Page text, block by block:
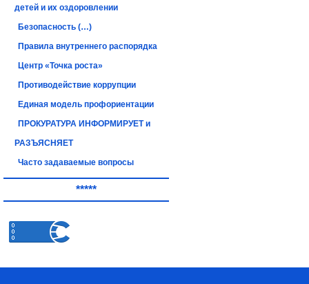
детей и их оздоровлении
Безопасность (…)
Правила внутреннего распорядка
Центр «Точка роста»
Противодействие коррупции
Единая модель профориентации
ПРОКУРАТУРА ИНФОРМИРУЕТ и
РАЗЪЯСНЯЕТ
Часто задаваемые вопросы
*****